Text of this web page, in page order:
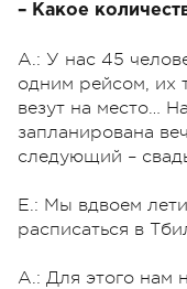
– Какое
А.: У нас 45
одним рейсом, их
везут на место…
запланирована
следующий –
Е.: Мы вдвоем
расписаться в
А.: Для этого нам